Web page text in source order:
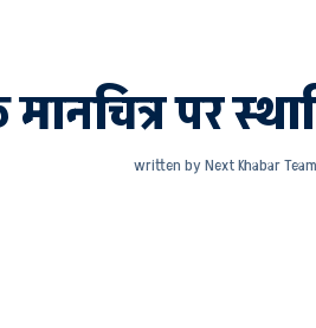
पर
written byNext Khabar Team